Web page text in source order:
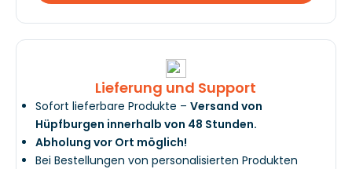
Lieferung und Support
Sofort lieferbare Produkte – Versand von
Hüpfburgen innerhalb von 48 Stunden.
Abholung vor Ort möglich!
Bei Bestellungen von personalisierten Produkten